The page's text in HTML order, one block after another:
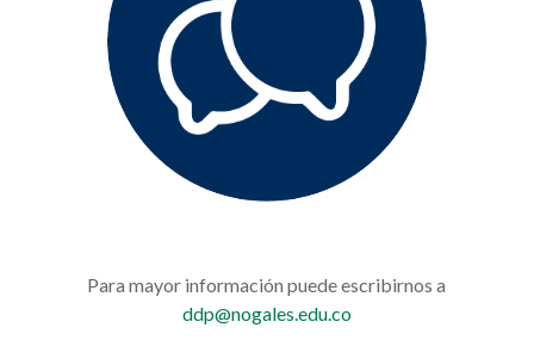
Para mayor información puede escribirnos a
ddp@nogales.edu.co